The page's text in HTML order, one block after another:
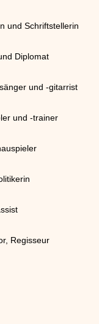
und Schriftstellerin
Diplomat
und -gitarrist
und -trainer
Regisseur